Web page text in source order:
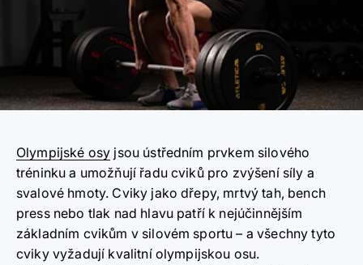
Olympijské osy jsou ústředním prvkem silového
tréninku a umožňují řadu cviků pro zvýšení síly a
svalové hmoty. Cviky jako dřepy, mrtvý tah, bench
press nebo tlak nad hlavu patří k nejúčinnějším
základním cvikům v silovém sportu – a všechny tyto
cviky vyžadují kvalitní olympijskou osu.